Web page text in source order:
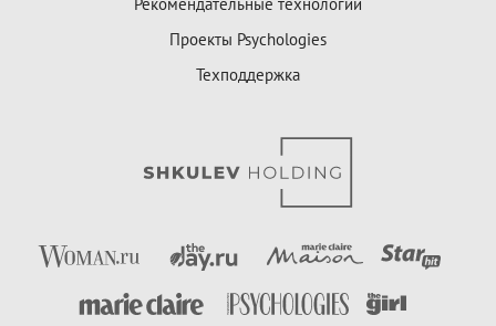
Проекты Psychologies
Техподдержка